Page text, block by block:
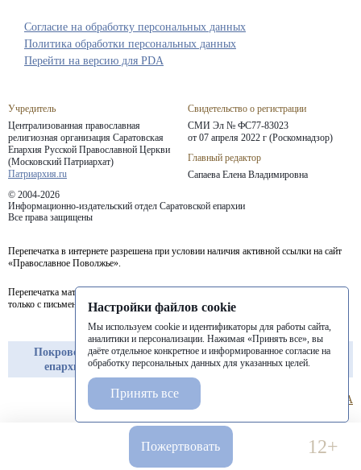
Учредитель
Централизованная православная
религиозная организация Саратовская
Епархия Русской Православной Церкви
(Московский Патриархат)
Патриархия.ru
Свидетельство о регистрации
СМИ Эл № ФС77-83023
от 07 апреля 2022 г (Роскомнадзор)
Главный редактор
Сапаева Елена Владимировна
© 2004-2026
Информационно-издательский отдел Саратовской епархии
Все права защищены
Согласие на обработку персональных данных
Политика обработки персональных данных
Перепечатка в интернете разрешена при условии наличия активной ссылки на сайт
«Православное Поволжье».
Перепечатка материалов портала в печатных изданиях (книгах, прессе) возможна
только с письменного разрешения редакции.
Покровская
епархия
Балашовская
епархия
Балаковская
епархия
Перейти на версию для PDA
Пожертвовать 12+
Настройки файлов cookie
Мы используем cookie и идентификаторы для работы сайта,
аналитики и персонализации. Нажимая «Принять все», вы
даёте отдельное конкретное и информированное согласие на
обработку персональных данных для указанных целей.
Принять все